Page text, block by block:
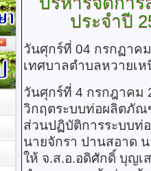
ประจำปี
วันศุกร์ที่ 04 กรกฏาค
เทศบาลตำบลหวายเห
วันศุกร์ที่ 4 กรกฎาคม
วิกฤตระบบท่อผลิตภัณ
ส่วนปฏิบัติการระบบท่
นายจักรา ปานสอาด
ให้ จ.ส.อ.อดิศักดิ์ บุญเ